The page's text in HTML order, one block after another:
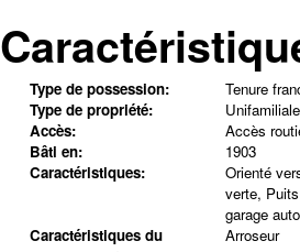
Type de possession:
Tenure
Type de propriété:
Unifamiliale
Accès:
Accès
Bâti en:
1903
Caractéristiques:
Orienté
verte,
garage
Caractéristiques du
Arroseur